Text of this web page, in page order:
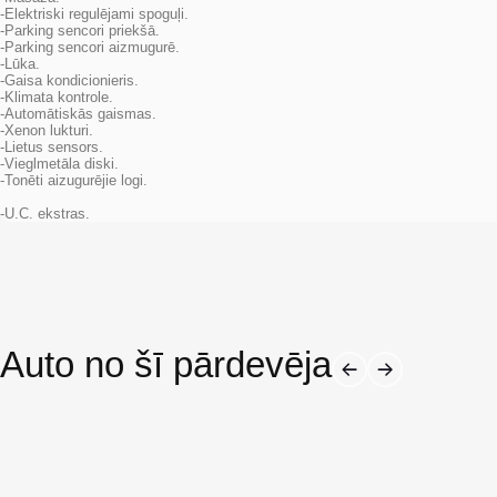
-Elektriski regulējami spoguļi.
-Parking sencori priekšā.
-Parking sencori aizmugurē.
-Lūka.
-Gaisa kondicionieris.
-Klimata kontrole.
-Automātiskās gaismas.
-Xenon lukturi.
-Lietus sensors.
-Vieglmetāla diski.
-Tonēti aizugurējie logi.
-U.C. ekstras.
Auto no šī pārdevēja